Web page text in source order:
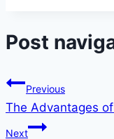
Post
Previous
The Advantages
Next